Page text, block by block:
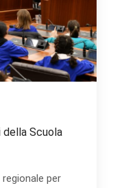
della Scuola
per